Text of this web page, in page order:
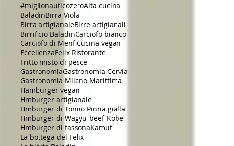
#miglionauticozeroAlta cucina
BaladinBirra Viola
Birra artigianaleBirre artigianali
Birrificio BaladinCarciofo bianco
Carciofo di MenfiCucina vegan
EccellenzaFelix Ristorante
Fritto misto di pesce
GastronomiaGastronomia Cervia
Gastronomia Milano Marittima
Hamburger vegan
Hmburger artigianale
Hmburger di Tonno Pinna gialla
Hmburger di Wagyu-beef-Kobe
Hmburger di fassonaKamut
La bottega del Felix